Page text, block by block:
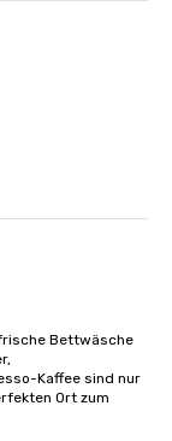
Bettwäsche
Kaffee sind nur
Ort zum